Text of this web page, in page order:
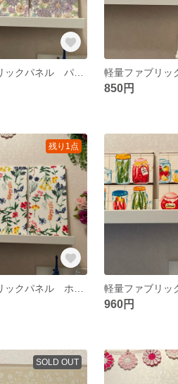
850円
残り1点
960円
SOLD OUT